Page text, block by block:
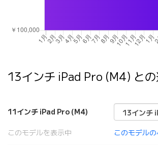
13インチ iPad Pro (M4) との
11インチ iPad Pro (M4)
このモデルを表示中 このモデル